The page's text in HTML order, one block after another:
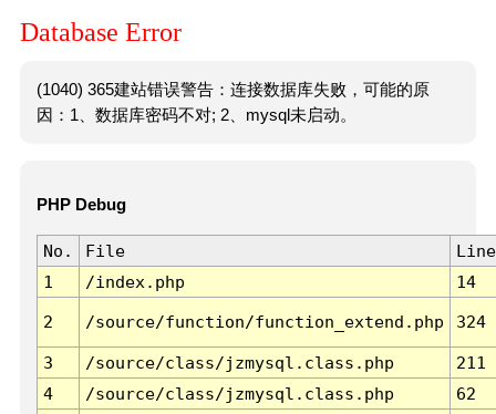
Database Error
(1040) 365建站错误警告：连接数据库失败，可能的原
因：1、数据库密码不对; 2、mysql未启动。
PHP Debug
No. File
Line
1
/index.php 14
2 /source/function/function_extend.php 324
3 /source/class/jzmysql.class.php
211
4
/source/class/jzmysql.class.php
62